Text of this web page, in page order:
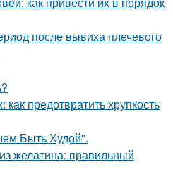
после вывиха плечевого
предотвратить хрупкость
Быть Худой".
желатина: правильный